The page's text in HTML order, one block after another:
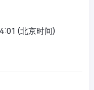
(北京时间)